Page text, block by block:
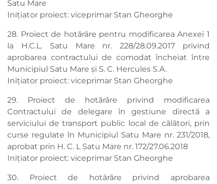
Satu Mare
Inițiator proiect: viceprimar Stan Gheorghe
28. Proiect de hotărâre pentru modificarea Anexei 1
la H.C.L. Satu Mare nr. 228/28.09.2017 privind
aprobarea contractului de comodat încheiat între
Municipiul Satu Mare şi S. C. Hercules S.A.
Inițiator proiect: viceprimar Stan Gheorghe
29. Proiect de hotărâre privind modificarea
Contractului de delegare în gestiune directă a
serviciului de transport public local de călători, prin
curse regulate în Municipiul Satu Mare nr. 231/2018,
aprobat prin H. C. L Satu Mare nr. 172/27.06.2018
Inițiator proiect: viceprimar Stan Gheorghe
30. Proiect de hotărâre privind aprobarea